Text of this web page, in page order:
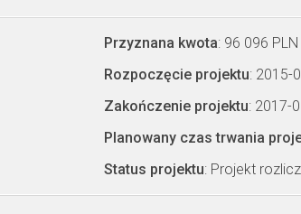
Przyznana kwota: 96 096 PLN
Rozpoczęcie projektu: 2015-
Zakończenie projektu: 2017-
Planowany czas trwania
Status projektu: Projekt